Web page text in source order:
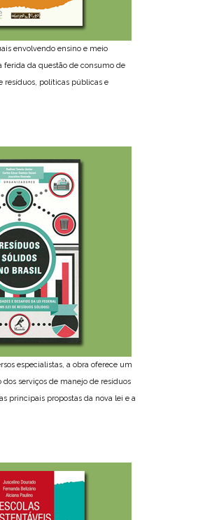
envolvendo ensino e meio
ferida da questão de consumo de
resíduos, políticas públicas e
especialistas, a obra oferece um
serviços de manejo de resíduos
principais propostas da nova lei e a